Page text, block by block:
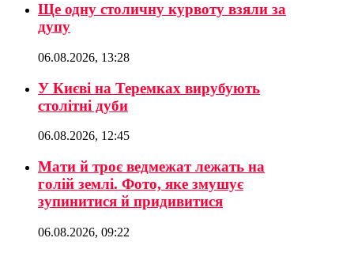
Ще одну столичну курвоту взяли за
дупу
06.08.2026, 13:28
У Києві на Теремках вирубують
столітні дуби
06.08.2026, 12:45
Мати й троє ведмежат лежать на
голій землі. Фото, яке змушує
зупинитися й придивитися
06.08.2026, 09:22